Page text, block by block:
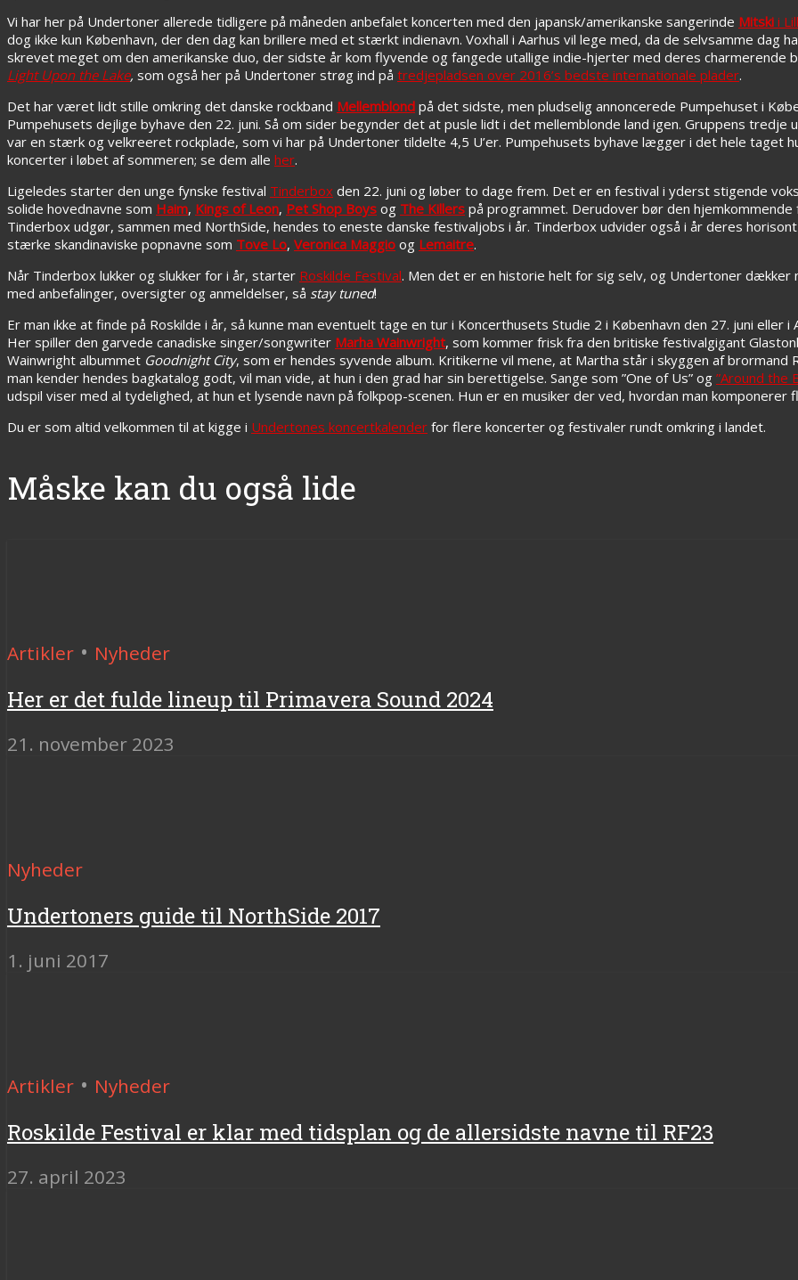
Vi har her på Undertoner allerede tidligere på måneden anbefalet koncerten med den japansk/amerikanske sangerinde Mitski i
dog ikke kun København, der den dag kan brillere med et stærkt indienavn. Voxhall i Aarhus vil lege med, da de selvsamme dag
skrevet meget om den amerikanske duo, der sidste år kom flyvende og fangede utallige indie-hjerter med deres charmerende
Light Upon the Lake, som også her på Undertoner strøg ind på tredjepladsen over 2016’s bedste internationale plader.
Det har været lidt stille omkring det danske rockband Mellemblond på det sidste, men pludselig annoncerede Pumpehuset i
Pumpehusets dejlige byhave den 22. juni. Så om sider begynder det at pusle lidt i det mellemblonde land igen. Gruppens tredje
var en stærk og velkreeret rockplade, som vi har på Undertoner tildelte 4,5 U’er. Pumpehusets byhave lægger i det hele taget
koncerter i løbet af sommeren; se dem alle her.
Ligeledes starter den unge fynske festival Tinderbox den 22. juni og løber to dage frem. Det er en festival i yderst stigende
solide hovednavne som Haim, Kings of Leon, Pet Shop Boys og The Killers på programmet. Derudover bør den
Tinderbox udgør, sammen med NorthSide, hendes to eneste danske festivaljobs i år. Tinderbox udvider også i år deres
stærke skandinaviske popnavne som Tove Lo, Veronica Maggio og Lemaitre.
Når Tinderbox lukker og slukker for i år, starter Roskilde Festival. Men det er en historie helt for sig selv, og Undertoner dækker
med anbefalinger, oversigter og anmeldelser, så stay tuned!
Er man ikke at finde på Roskilde i år, så kunne man eventuelt tage en tur i Koncerthusets Studie 2 i København den 27. juni eller i
Her spiller den garvede canadiske singer/songwriter Marha Wainwright, som kommer frisk fra den britiske festivalgigant
Wainwright albummet Goodnight City, som er hendes syvende album. Kritikerne vil mene, at Martha står i skyggen af brormand
man kender hendes bagkatalog godt, vil man vide, at hun i den grad har sin berettigelse. Sange som ”One of Us” og ”Around the
udspil viser med al tydelighed, at hun et lysende navn på folkpop-scenen. Hun er en musiker der ved, hvordan man komponerer
Du er som altid velkommen til at kigge i Undertones koncertkalender for flere koncerter og festivaler rundt omkring i landet.
Måske kan du også lide
Artikler • Nyheder
Her er det fulde lineup til Primavera Sound 2024
21. november 2023
Nyheder
Undertoners guide til NorthSide 2017
1. juni 2017
Artikler • Nyheder
Roskilde Festival er klar med tidsplan og de allersidste navne til RF23
27. april 2023